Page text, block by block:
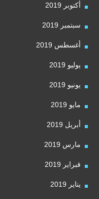
أكتوبر 2019
سبتمبر 2019
أغسطس 2019
يوليو 2019
يونيو 2019
مايو 2019
أبريل 2019
مارس 2019
فبراير 2019
يناير 2019